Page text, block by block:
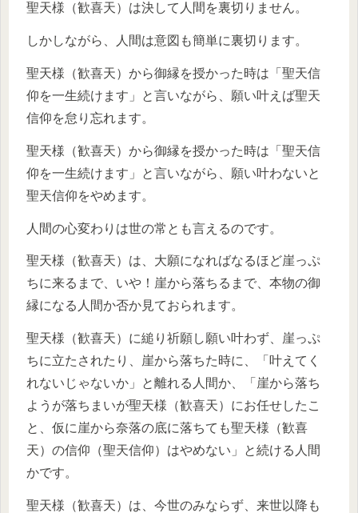
聖天様（歓喜天）は決して人間を裏切りません。
しかしながら、人間は意図も簡単に裏切ります。
聖天様（歓喜天）から御縁を授かった時は「聖天信
仰を一生続けます」と言いながら、願い叶えば聖天
信仰を怠り忘れます。
聖天様（歓喜天）から御縁を授かった時は「聖天信
仰を一生続けます」と言いながら、願い叶わないと
聖天信仰をやめます。
人間の心変わりは世の常とも言えるのです。
聖天様（歓喜天）は、大願になればなるほど崖っぷ
ちに来るまで、いや！崖から落ちるまで、本物の御
縁になる人間か否か見ておられます。
聖天様（歓喜天）に縋り祈願し願い叶わず、崖っぷ
ちに立たされたり、崖から落ちた時に、「叶えてく
れないじゃないか」と離れる人間か、「崖から落ち
ようが落ちまいが聖天様（歓喜天）にお任せしたこ
と、仮に崖から奈落の底に落ちても聖天様（歓喜
天）の信仰（聖天信仰）はやめない」と続ける人間
かです。
聖天様（歓喜天）は、今世のみならず、来世以降も